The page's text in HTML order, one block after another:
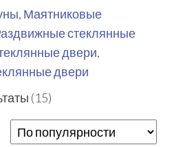
, Маятниковые
стеклянные
двери,
двери
(15)
по
популярности